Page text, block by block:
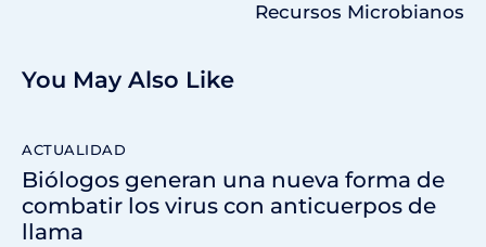
Recursos Microbianos
You May Also Like
ACTUALIDAD
Biólogos generan una nueva forma de
combatir los virus con anticuerpos de
llama